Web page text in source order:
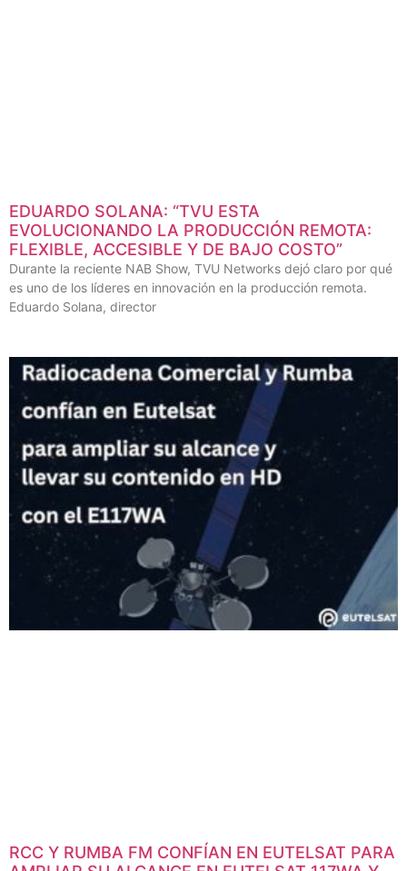
EDUARDO SOLANA: “TVU ESTA
EVOLUCIONANDO LA PRODUCCIÓN REMOTA:
FLEXIBLE, ACCESIBLE Y DE BAJO COSTO”
Durante la reciente NAB Show, TVU Networks dejó claro por qué
es uno de los líderes en innovación en la producción remota.
Eduardo Solana, director
RCC Y RUMBA FM CONFÍAN EN EUTELSAT PARA